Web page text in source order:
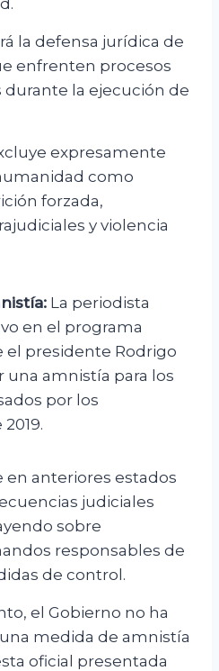
la defensa jurídica de
enfrenten procesos
durante la ejecución de
expresamente
como
forzada,
y violencia
La periodista
en el programa
el presidente Rodrigo
una amnistía para los
por los
anteriores estados
judiciales
sobre
responsables de
de control.
el Gobierno no ha
medida de amnistía
oficial presentada